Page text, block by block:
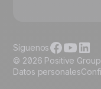
© 2026 Positive
Datos personales
Síguenos